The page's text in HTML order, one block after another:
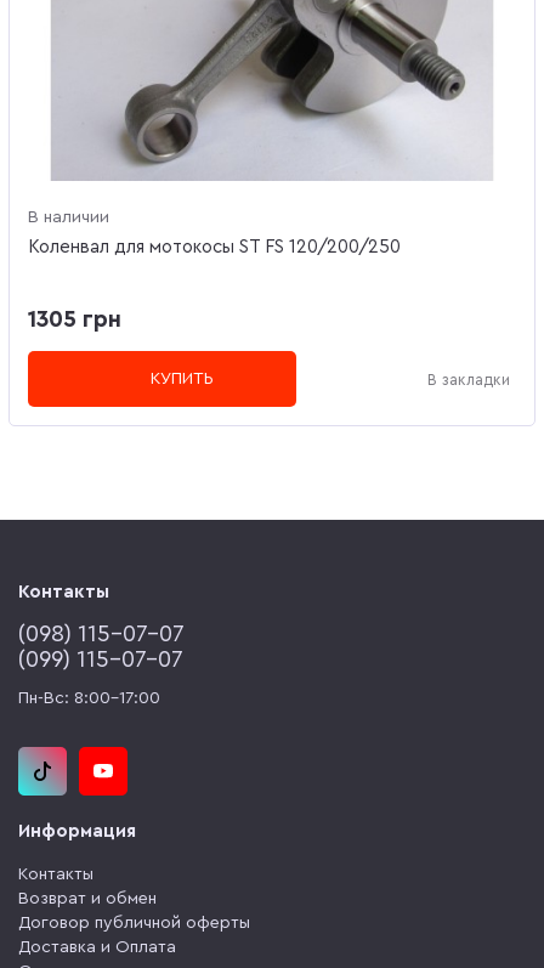
В наличии
Коленвал для мотокосы ST FS 120/200/250
1305 грн
КУПИТЬ В закладки
Контакты
(‎098) 115-07-07
(‎099) 115-07-07
Пн-Вс: 8:00-17:00
Информация
Контакты
Возврат и обмен
Договор публичной оферты
Доставка и Оплата